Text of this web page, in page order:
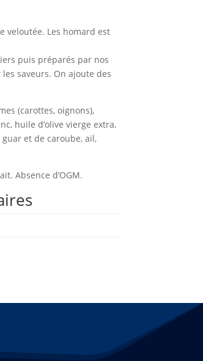
veloutée. Les homard est
puis préparés par nos
saveurs. On ajoute des
(carottes, oignons),
huile d’olive vierge extra,
et de caroube, ail,
Absence d’OGM.